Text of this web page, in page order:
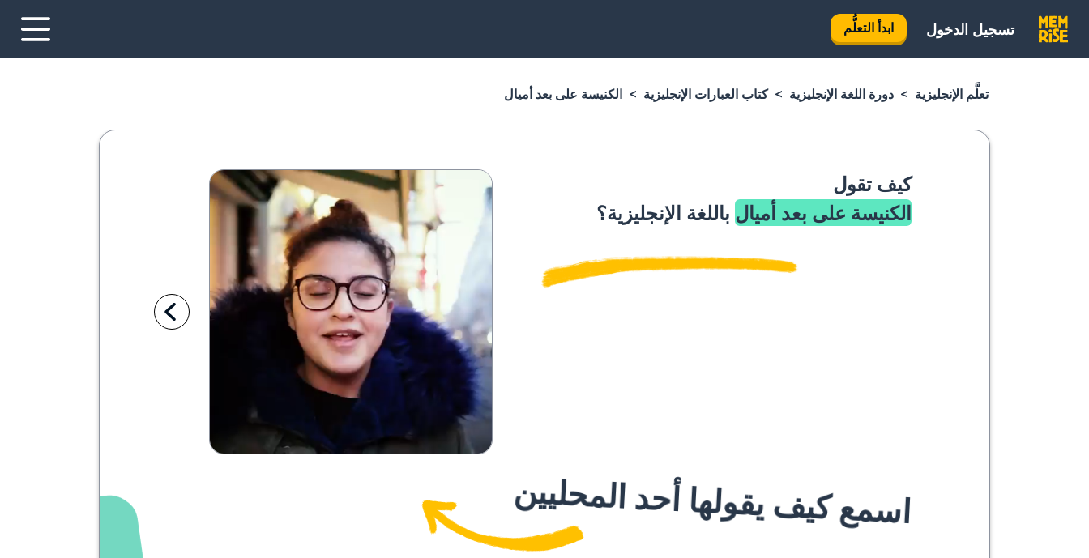
تسجيل الدخول ابدأ التعلُّم
تعلَّم الإنجليزية دورة اللغة الإنجليزية كتاب العبارات الإنجليزية الكنيسة على بعد أميال
كيف تقول
الكنيسة على بعد أميال باللغة الإنجليزية؟
اسمع كيف يقولها أحد المحليين